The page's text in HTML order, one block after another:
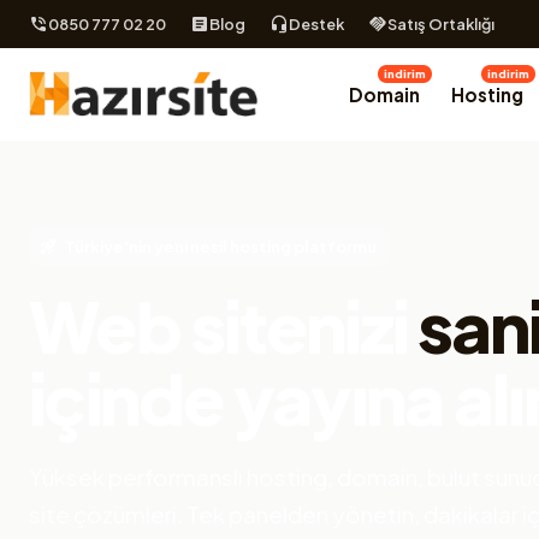
0850 777 02 20 Blog Destek Satış Ortaklığı
Domain
indirim
Hosting
indirim
içinde yayına